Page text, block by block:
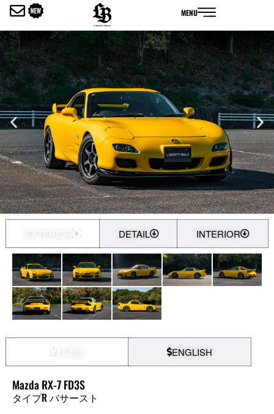
を
ス
キ
プ
MENU
DETAIL INTERIOR
ENGLISH
Mazda RX-7 FD3S
タイプR バサースト